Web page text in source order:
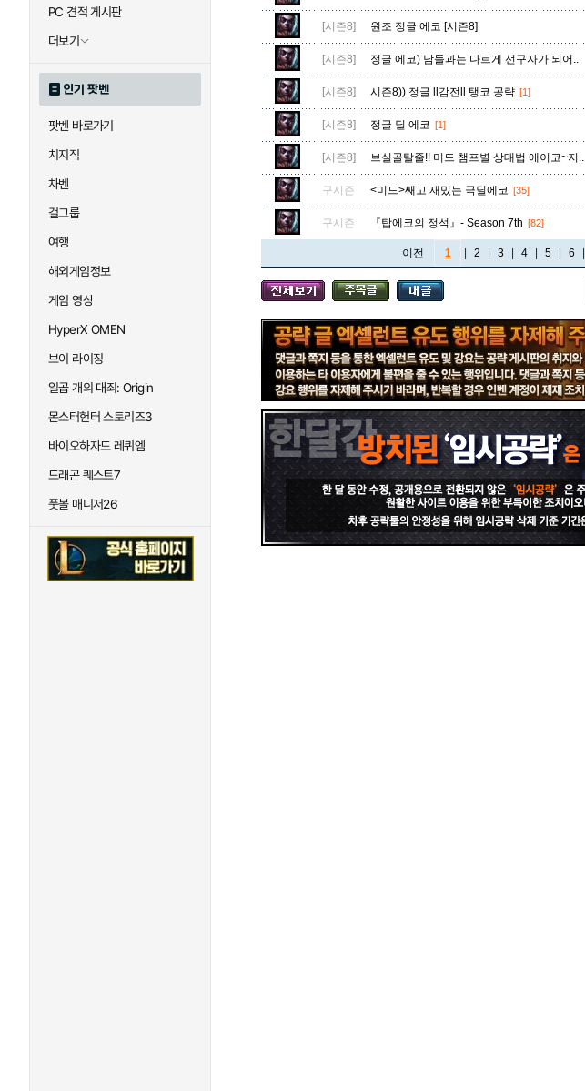
PC 견적 게시판
더보기
인기 팟벤
팟벤 바로가기
치지직
차벤
걸그룹
여행
해외게임정보
게임 영상
HyperX OMEN
브이 라이징
일곱 개의 대죄: Origin
몬스터헌터 스토리즈3
바이오하자드 레퀴엠
드래곤 퀘스트7
풋볼 매니저26
[시즌8] 원조 정글 에코 [시즌8]
[시즌8] 정글 에코) 남들과는 다르게 선구자가 되어..
[시즌8] 시즌8)) 정글 ll감전ll 탱코 공략 [1]
[시즌8] 정글 딜 에코 [1]
[시즌8] 브실골탈줄!! 미드 챔프별 상대법 에이코~지..
구시즌 <미드>쌔고 재밌는 극딜에코 [35]
구시즌
『탑에코의 정석』- Season 7th [82]
이전
1 2 3 4 5 6